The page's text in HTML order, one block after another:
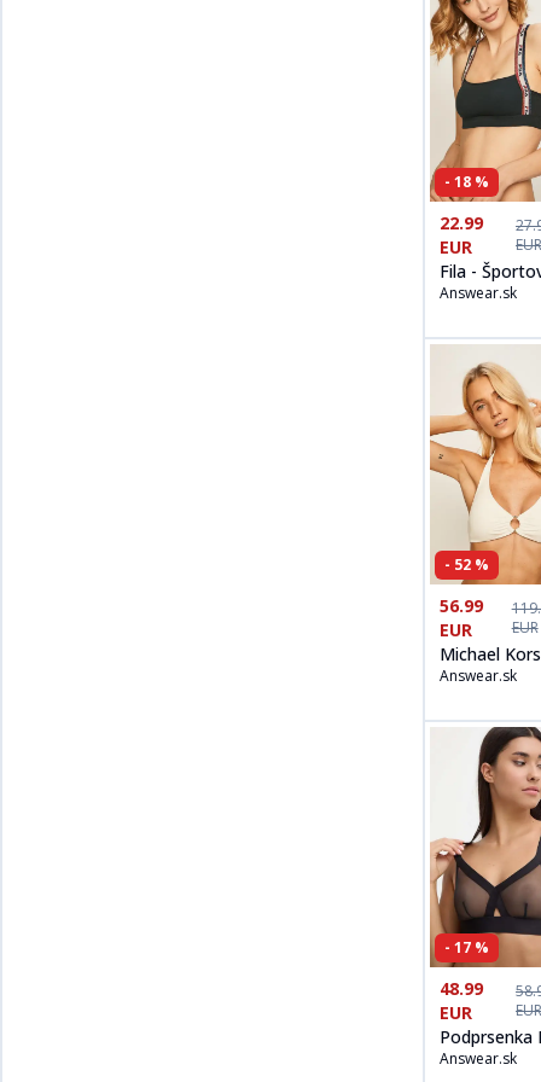
- 18 %
22.99
EUR
EUR
Fila -
podprsenka
Answear.sk
Kúpiť produt
- 52 %
56.99
EUR
EUR
Michael
Plavková
Answear.sk
Kúpiť produt
- 17 %
48.99
EUR
EUR
Podprsenka
čierna farba,
Answear.sk
Kúpiť produt